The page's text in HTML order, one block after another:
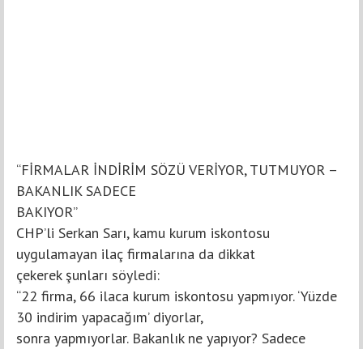
“FİRMALAR İNDİRİM SÖZÜ VERİYOR, TUTMUYOR –
BAKANLIK SADECE
BAKIYOR”
CHP’li Serkan Sarı, kamu kurum iskontosu
uygulamayan ilaç firmalarına da dikkat
çekerek şunları söyledi:
“22 firma, 66 ilaca kurum iskontosu yapmıyor. ‘Yüzde
30 indirim yapacağım’ diyorlar,
sonra yapmıyorlar. Bakanlık ne yapıyor? Sadece